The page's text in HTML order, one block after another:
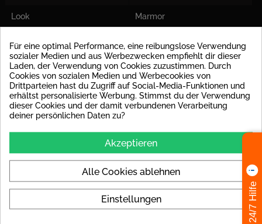
Look Marmor
Spezifische Referenzen
MUSTERFLIESEN einfach
bestellen.
Die Fliesenauswahl ist eine wichtige Entscheidung und
Sie wollen es richtig machen.
Für eine optimal Performance, eine reibungslose Verwendung
sozialer Medien und aus Werbezwecken empfiehlt dir dieser
Laden, der Verwendung von Cookies zuzustimmen. Durch
Cookies von sozialen Medien und Werbecookies von
Drittparteien hast du Zugriff auf Social-Media-Funktionen und
erhältst personalisierte Werbung. Stimmst du der Verwendung
dieser Cookies und der damit verbundenen Verarbeitung
deiner persönlichen Daten zu?
Akzeptieren
Alle Cookies ablehnen
Einstellungen 24/7 Hilfe